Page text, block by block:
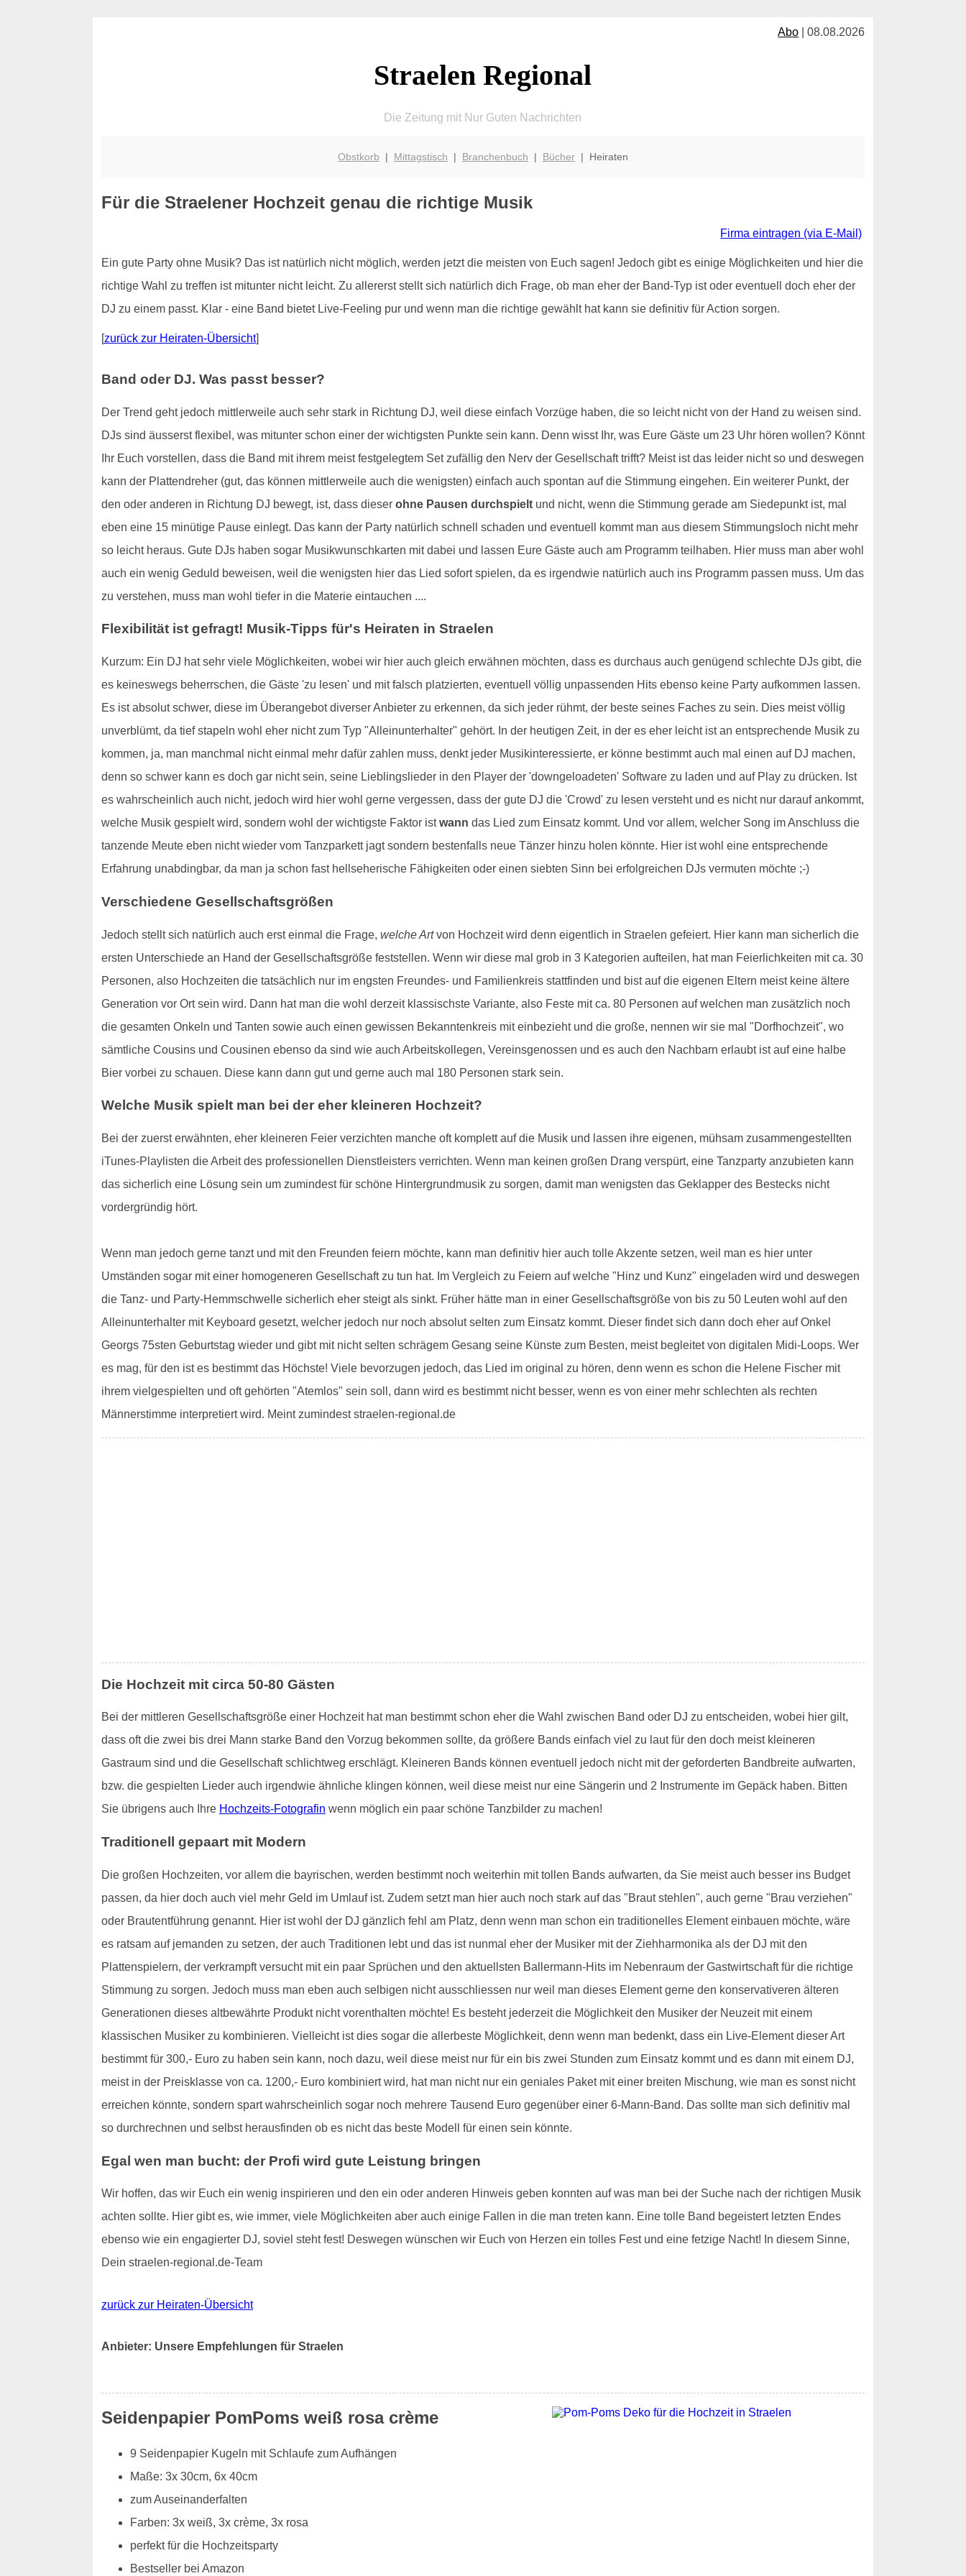
Abo | 08.08.2026
Straelen Regional
Die Zeitung mit Nur Guten Nachrichten
Obstkorb | Mittagstisch | Branchenbuch | Bücher| Heiraten
Für die Straelener Hochzeit genau die richtige Musik
Firma eintragen (via E-Mail)
Ein gute Party ohne Musik? Das ist natürlich nicht möglich, werden jetzt die meisten von Euch sagen! Jedoch gibt es einige Möglichkeiten und hier die
richtige Wahl zu treffen ist mitunter nicht leicht. Zu allererst stellt sich natürlich dich Frage, ob man eher der Band-Typ ist oder eventuell doch eher der
DJ zu einem passt. Klar - eine Band bietet Live-Feeling pur und wenn man die richtige gewählt hat kann sie definitiv für Action sorgen.
[zurück zur Heiraten-Übersicht]
Band oder DJ. Was passt besser?
Der Trend geht jedoch mittlerweile auch sehr stark in Richtung DJ, weil diese einfach Vorzüge haben, die so leicht nicht von der Hand zu weisen sind.
DJs sind äusserst flexibel, was mitunter schon einer der wichtigsten Punkte sein kann. Denn wisst Ihr, was Eure Gäste um 23 Uhr hören wollen? Könnt
Ihr Euch vorstellen, dass die Band mit ihrem meist festgelegtem Set zufällig den Nerv der Gesellschaft trifft? Meist ist das leider nicht so und deswegen
kann der Plattendreher (gut, das können mittlerweile auch die wenigsten) einfach auch spontan auf die Stimmung eingehen. Ein weiterer Punkt, der
den oder anderen in Richtung DJ bewegt, ist, dass dieser ohne Pausen durchspieltund nicht, wenn die Stimmung gerade am Siedepunkt ist, mal
eben eine 15 minütige Pause einlegt. Das kann der Party natürlich schnell schaden und eventuell kommt man aus diesem Stimmungsloch nicht mehr
so leicht heraus. Gute DJs haben sogar Musikwunschkarten mit dabei und lassen Eure Gäste auch am Programm teilhaben. Hier muss man aber wohl
auch ein wenig Geduld beweisen, weil die wenigsten hier das Lied sofort spielen, da es irgendwie natürlich auch ins Programm passen muss. Um das
zu verstehen, muss man wohl tiefer in die Materie eintauchen ....
Flexibilität ist gefragt! Musik-Tipps für's Heiraten in Straelen
Kurzum: Ein DJ hat sehr viele Möglichkeiten, wobei wir hier auch gleich erwähnen möchten, dass es durchaus auch genügend schlechte DJs gibt, die
es keineswegs beherrschen, die Gäste 'zu lesen' und mit falsch platzierten, eventuell völlig unpassenden Hits ebenso keine Party aufkommen lassen.
Es ist absolut schwer, diese im Überangebot diverser Anbieter zu erkennen, da sich jeder rühmt, der beste seines Faches zu sein. Dies meist völlig
unverblümt, da tief stapeln wohl eher nicht zum Typ "Alleinunterhalter" gehört. In der heutigen Zeit, in der es eher leicht ist an entsprechende Musik zu
kommen, ja, man manchmal nicht einmal mehr dafür zahlen muss, denkt jeder Musikinteressierte, er könne bestimmt auch mal einen auf DJ machen,
denn so schwer kann es doch gar nicht sein, seine Lieblingslieder in den Player der 'downgeloadeten' Software zu laden und auf Play zu drücken. Ist
es wahrscheinlich auch nicht, jedoch wird hier wohl gerne vergessen, dass der gute DJ die 'Crowd' zu lesen versteht und es nicht nur darauf ankommt,
welche Musik gespielt wird, sondern wohl der wichtigste Faktor istwann das Lied zum Einsatz kommt. Und vor allem, welcher Song im Anschluss die
tanzende Meute eben nicht wieder vom Tanzparkett jagt sondern bestenfalls neue Tänzer hinzu holen könnte. Hier ist wohl eine entsprechende
Erfahrung unabdingbar, da man ja schon fast hellseherische Fähigkeiten oder einen siebten Sinn bei erfolgreichen DJs vermuten möchte ;-)
Verschiedene Gesellschaftsgrößen
Jedoch stellt sich natürlich auch erst einmal die Frage, welche Artvon Hochzeit wird denn eigentlich in Straelen gefeiert. Hier kann man sicherlich die
ersten Unterschiede an Hand der Gesellschaftsgröße feststellen. Wenn wir diese mal grob in 3 Kategorien aufteilen, hat man Feierlichkeiten mit ca. 30
Personen, also Hochzeiten die tatsächlich nur im engsten Freundes- und Familienkreis stattfinden und bist auf die eigenen Eltern meist keine ältere
Generation vor Ort sein wird. Dann hat man die wohl derzeit klassischste Variante, also Feste mit ca. 80 Personen auf welchen man zusätzlich noch
die gesamten Onkeln und Tanten sowie auch einen gewissen Bekanntenkreis mit einbezieht und die große, nennen wir sie mal "Dorfhochzeit", wo
sämtliche Cousins und Cousinen ebenso da sind wie auch Arbeitskollegen, Vereinsgenossen und es auch den Nachbarn erlaubt ist auf eine halbe
Bier vorbei zu schauen. Diese kann dann gut und gerne auch mal 180 Personen stark sein.
Welche Musik spielt man bei der eher kleineren Hochzeit?
Bei der zuerst erwähnten, eher kleineren Feier verzichten manche oft komplett auf die Musik und lassen ihre eigenen, mühsam zusammengestellten
iTunes-Playlisten die Arbeit des professionellen Dienstleisters verrichten. Wenn man keinen großen Drang verspürt, eine Tanzparty anzubieten kann
das sicherlich eine Lösung sein um zumindest für schöne Hintergrundmusik zu sorgen, damit man wenigsten das Geklapper des Bestecks nicht
vordergründig hört.
Wenn man jedoch gerne tanzt und mit den Freunden feiern möchte, kann man definitiv hier auch tolle Akzente setzen, weil man es hier unter
Umständen sogar mit einer homogeneren Gesellschaft zu tun hat. Im Vergleich zu Feiern auf welche "Hinz und Kunz" eingeladen wird und deswegen
die Tanz- und Party-Hemmschwelle sicherlich eher steigt als sinkt. Früher hätte man in einer Gesellschaftsgröße von bis zu 50 Leuten wohl auf den
Alleinunterhalter mit Keyboard gesetzt, welcher jedoch nur noch absolut selten zum Einsatz kommt. Dieser findet sich dann doch eher auf Onkel
Georgs 75sten Geburtstag wieder und gibt mit nicht selten schrägem Gesang seine Künste zum Besten, meist begleitet von digitalen Midi-Loops. Wer
es mag, für den ist es bestimmt das Höchste! Viele bevorzugen jedoch, das Lied im original zu hören, denn wenn es schon die Helene Fischer mit
ihrem vielgespielten und oft gehörten "Atemlos" sein soll, dann wird es bestimmt nicht besser, wenn es von einer mehr schlechten als rechten
Männerstimme interpretiert wird. Meint zumindest straelen-regional.de
Die Hochzeit mit circa 50-80 Gästen
Bei der mittleren Gesellschaftsgröße einer Hochzeit hat man bestimmt schon eher die Wahl zwischen Band oder DJ zu entscheiden, wobei hier gilt,
dass oft die zwei bis drei Mann starke Band den Vorzug bekommen sollte, da größere Bands einfach viel zu laut für den doch meist kleineren
Gastraum sind und die Gesellschaft schlichtweg erschlägt. Kleineren Bands können eventuell jedoch nicht mit der geforderten Bandbreite aufwarten,
bzw. die gespielten Lieder auch irgendwie ähnliche klingen können, weil diese meist nur eine Sängerin und 2 Instrumente im Gepäck haben. Bitten
Sie übrigens auch Ihre Hochzeits-Fotografin wenn möglich ein paar schöne Tanzbilder zu machen!
Traditionell gepaart mit Modern
Die großen Hochzeiten, vor allem die bayrischen, werden bestimmt noch weiterhin mit tollen Bands aufwarten, da Sie meist auch besser ins Budget
passen, da hier doch auch viel mehr Geld im Umlauf ist. Zudem setzt man hier auch noch stark auf das "Braut stehlen", auch gerne "Brau verziehen"
oder Brautentführung genannt. Hier ist wohl der DJ gänzlich fehl am Platz, denn wenn man schon ein traditionelles Element einbauen möchte, wäre
es ratsam auf jemanden zu setzen, der auch Traditionen lebt und das ist nunmal eher der Musiker mit der Ziehharmonika als der DJ mit den
Plattenspielern, der verkrampft versucht mit ein paar Sprüchen und den aktuellsten Ballermann-Hits im Nebenraum der Gastwirtschaft für die richtige
Stimmung zu sorgen. Jedoch muss man eben auch selbigen nicht ausschliessen nur weil man dieses Element gerne den konservativeren älteren
Generationen dieses altbewährte Produkt nicht vorenthalten möchte! Es besteht jederzeit die Möglichkeit den Musiker der Neuzeit mit einem
klassischen Musiker zu kombinieren. Vielleicht ist dies sogar die allerbeste Möglichkeit, denn wenn man bedenkt, dass ein Live-Element dieser Art
bestimmt für 300,- Euro zu haben sein kann, noch dazu, weil diese meist nur für ein bis zwei Stunden zum Einsatz kommt und es dann mit einem DJ,
meist in der Preisklasse von ca. 1200,- Euro kombiniert wird, hat man nicht nur ein geniales Paket mit einer breiten Mischung, wie man es sonst nicht
erreichen könnte, sondern spart wahrscheinlich sogar noch mehrere Tausend Euro gegenüber einer 6-Mann-Band. Das sollte man sich definitiv mal
so durchrechnen und selbst herausfinden ob es nicht das beste Modell für einen sein könnte.
Egal wen man bucht: der Profi wird gute Leistung bringen
Wir hoffen, das wir Euch ein wenig inspirieren und den ein oder anderen Hinweis geben konnten auf was man bei der Suche nach der richtigen Musik
achten sollte. Hier gibt es, wie immer, viele Möglichkeiten aber auch einige Fallen in die man treten kann. Eine tolle Band begeistert letzten Endes
ebenso wie ein engagierter DJ, soviel steht fest! Deswegen wünschen wir Euch von Herzen ein tolles Fest und eine fetzige Nacht! In diesem Sinne,
Dein straelen-regional.de-Team
zurück zur Heiraten-Übersicht
Anbieter: Unsere Empfehlungen für Straelen
Seidenpapier PomPoms weiß rosa crème
9 Seidenpapier Kugeln mit Schlaufe zum Aufhängen
Maße: 3x 30cm, 6x 40cm
zum Auseinanderfalten
Farben: 3x weiß, 3x crème, 3x rosa
perfekt für die Hochzeitsparty
Bestseller bei Amazon